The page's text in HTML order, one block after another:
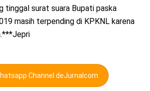
tinggal surat suara Bupati paska
masih terpending di KPKNL karena
Channel deJurnalcom